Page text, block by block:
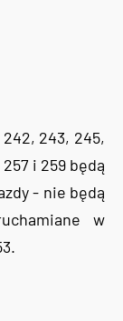
243, 245,
i 259 będą
- nie będą
w